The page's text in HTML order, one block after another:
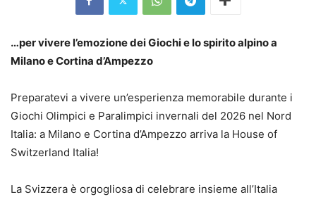
…per vivere l’emozione dei Giochi e lo spirito alpino a
Milano e Cortina d’Ampezzo
Preparatevi a vivere un’esperienza memorabile durante i
Giochi Olimpici e Paralimpici invernali del 2026 nel Nord
Italia: a Milano e Cortina d’Ampezzo arriva la House of
Switzerland Italia!
La Svizzera è orgogliosa di celebrare insieme all’Italia